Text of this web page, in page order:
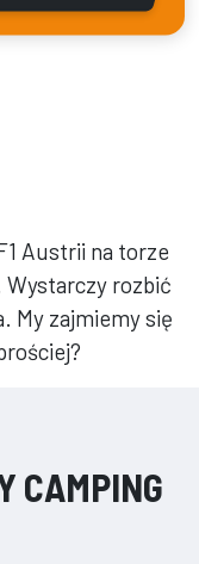
Austrii na torze
Wystarczy rozbić
My zajmiemy się
CAMPING